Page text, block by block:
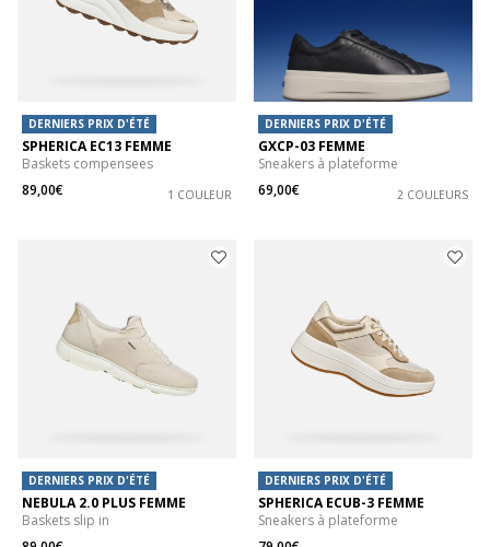
DERNIERS PRIX D'ÉTÉ
SPHERICA EC13 FEMME
Baskets compensees
89,00€
1 COULEUR
DERNIERS PRIX D'ÉTÉ
GXCP-03 FEMME
Sneakers à plateforme
69,00€
2 COULEURS
DERNIERS PRIX D'ÉTÉ
NEBULA 2.0 PLUS FEMME
Baskets slip in
DERNIERS PRIX D'ÉTÉ
SPHERICA ECUB-3 FEMME
Sneakers à plateforme